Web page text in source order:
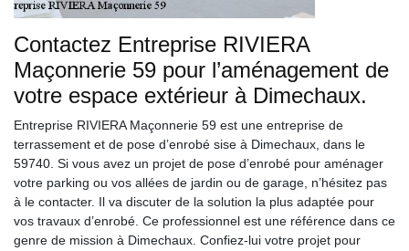
Contactez Entreprise RIVIERA
Maçonnerie 59 pour l’aménagement de
votre espace extérieur à Dimechaux.
Entreprise RIVIERA Maçonnerie 59 est une entreprise de
terrassement et de pose d’enrobé sise à Dimechaux, dans le
59740. Si vous avez un projet de pose d’enrobé pour aménager
votre parking ou vos allées de jardin ou de garage, n’hésitez pas
à le contacter. Il va discuter de la solution la plus adaptée pour
vos travaux d’enrobé. Ce professionnel est une référence dans ce
genre de mission à Dimechaux. Confiez-lui votre projet pour